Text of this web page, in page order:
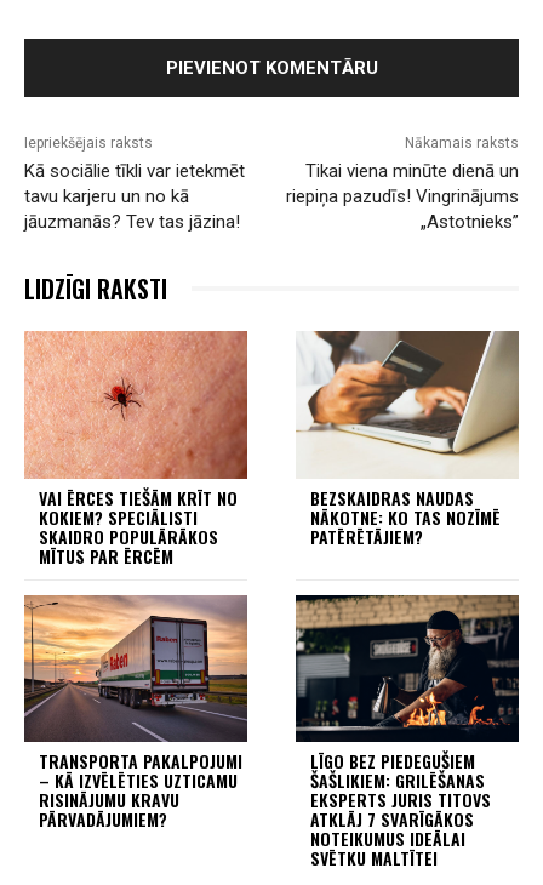
Iepriekšējais raksts
Kā sociālie tīkli var ietekmēt
tavu karjeru un no kā
jāuzmanās? Tev tas jāzina!
Nākamais raksts
Tikai viena minūte dienā un
riepiņa pazudīs! Vingrinājums
„Astotnieks”
LIDZĪGI RAKSTI
VAI ĒRCES TIEŠĀM KRĪT NO
KOKIEM? SPECIĀLISTI
SKAIDRO POPULĀRĀKOS
MĪTUS PAR ĒRCĒM
BEZSKAIDRAS NAUDAS
NĀKOTNE: KO TAS NOZĪMĒ
PATĒRĒTĀJIEM?
TRANSPORTA PAKALPOJUMI
– KĀ IZVĒLĒTIES UZTICAMU
RISINĀJUMU KRAVU
PĀRVADĀJUMIEM?
LĪGO BEZ PIEDEGUŠIEM
ŠAŠLIKIEM: GRILĒŠANAS
EKSPERTS JURIS TITOVS
ATKLĀJ 7 SVARĪGĀKOS
NOTEIKUMUS IDEĀLAI
SVĒTKU MALTĪTEI